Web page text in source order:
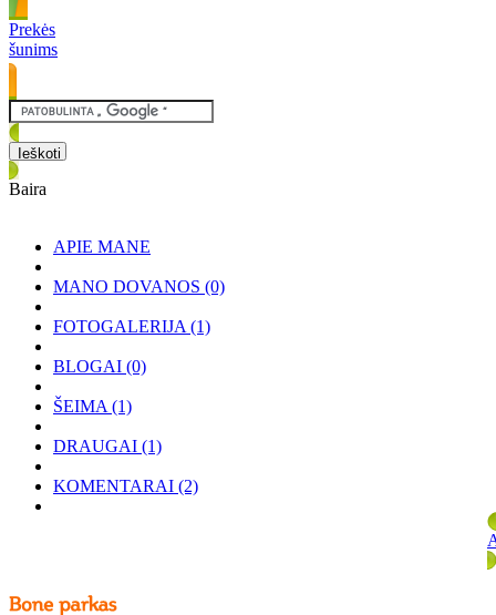
Prekės
šunims
Baira
APIE MANE
MANO DOVANOS (0)
FOTOGALERIJA (1)
BLOGAI (0)
ŠEIMA (1)
DRAUGAI (1)
KOMENTARAI (2)